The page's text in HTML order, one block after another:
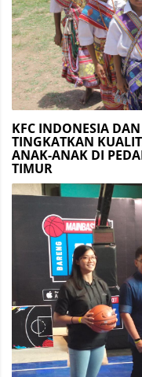
KFC INDONESIA
TINGKATKAN
ANAK-ANAK DI
TIMUR